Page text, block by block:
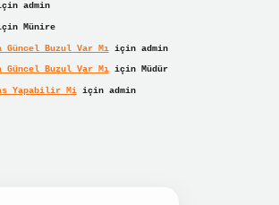
admin
Münire
Güncel Buzul Var Mıiçin admin
Güncel Buzul Var Mıiçin Müdür
Yapabilir Miiçin admin